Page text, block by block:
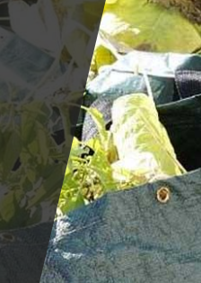
Évacuation
d’un
Pair Sur
s’offrent à
Lorsque vous entretenez un
ou dans ses environs, il y a
aurez à évacuer. Plusieurs
déchetterie, le compostage ou
entreprise spécialisée. Renard
domaine, car elle vous facilite